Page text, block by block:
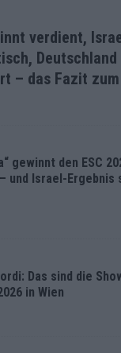
verdient,
– das Fazit zum
gewinnt den ESC
und Israel-Ergebnis
Das sind die
in Wien